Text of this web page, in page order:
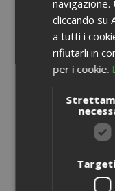
Capsule Saida
cliccando su
a tutti i
rifiutarli in
per i cookie.